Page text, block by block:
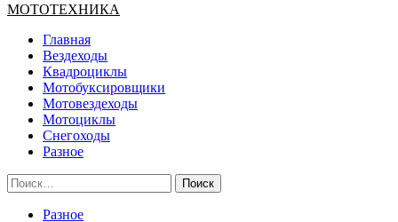
Основное
МОТОТЕХНИКА
Главная
Вездеходы
Квадроциклы
Мотобуксировщики
Мотовездеходы
Мотоциклы
Снегоходы
Разное
Найти:
Разное